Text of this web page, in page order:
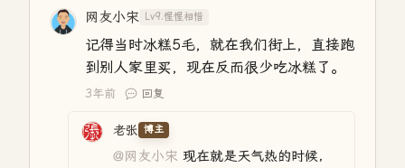
网友小宋 Lv9.惺惺相惜
记得当时冰糕5毛，就在我们街上，直接跑
到别人家里买，现在反而很少吃冰糕了。
3年前 回复
老张 博主
@网友小宋 现在就是天气热的时候，